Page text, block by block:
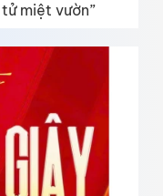
miệt vườn”